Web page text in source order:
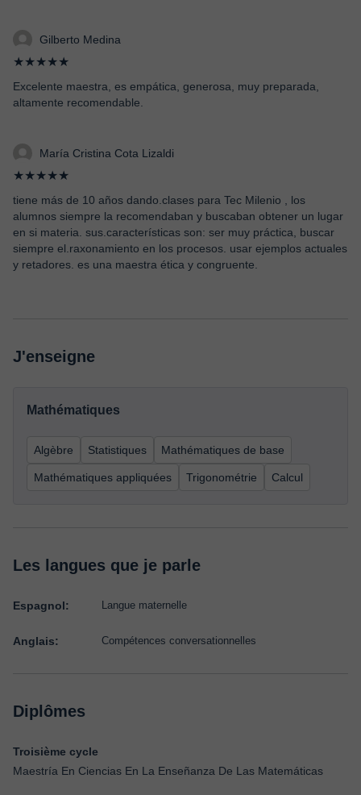
Gilberto Medina
★★★★★
Excelente maestra, es empática, generosa, muy preparada,
altamente recomendable.
María Cristina Cota Lizaldi
★★★★★
tiene más de 10 años dando.clases para Tec Milenio , los
alumnos siempre la recomendaban y buscaban obtener un lugar
en si materia. sus.características son: ser muy práctica, buscar
siempre el.raxonamiento en los procesos. usar ejemplos actuales
y retadores. es una maestra ética y congruente.
J'enseigne
Mathématiques
Algèbre Statistiques Mathématiques de base
Mathématiques appliquées Trigonométrie Calcul
Les langues que je parle
Espagnol: Langue maternelle
Anglais: Compétences conversationnelles
Diplômes
Troisième cycle
Maestría En Ciencias En La Enseñanza De Las Matemáticas